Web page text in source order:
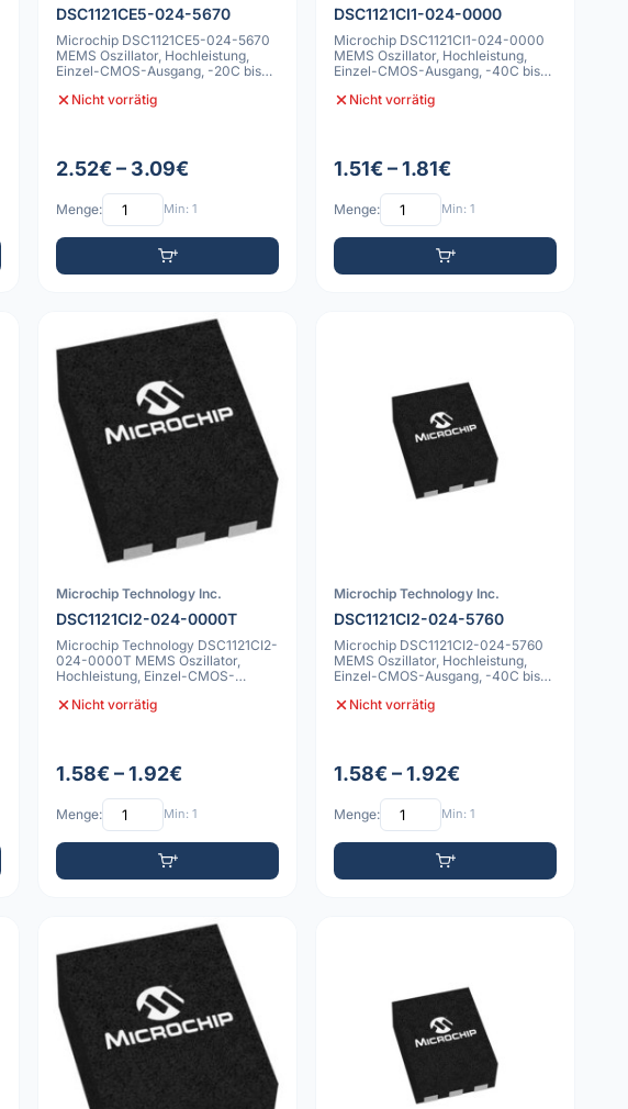
DSC1121CE5-024-5670
Microchip DSC1121CE5-024-5670
MEMS Oszillator, Hochleistung,
Einzel-CMOS-Ausgang, -20C bis
Nicht vorrätig
2.52€ – 3.09€
Menge: Min: 1
DSC1121CI1-024-0000
Microchip DSC1121CI1-024-0000
MEMS Oszillator, Hochleistung,
Einzel-CMOS-Ausgang, -40C bis
Nicht vorrätig
1.51€ – 1.81€
Menge: Min: 1
Microchip Technology Inc.
DSC1121CI2-024-0000T
Microchip Technology DSC1121CI2-
024-0000T MEMS Oszillator,
Hochleistung, Einzel-CMOS-
Nicht vorrätig
1.58€ – 1.92€
Menge: Min: 1
Microchip Technology Inc.
DSC1121CI2-024-5760
Microchip DSC1121CI2-024-5760
MEMS Oszillator, Hochleistung,
Einzel-CMOS-Ausgang, -40C bis
Nicht vorrätig
1.58€ – 1.92€
Menge: Min: 1